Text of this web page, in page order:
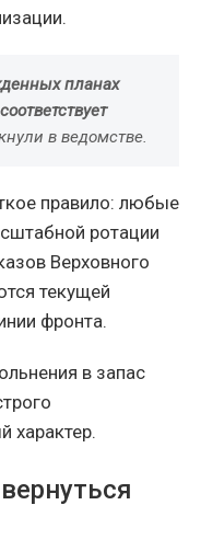
планах
в ведомстве.
правило: любые
ротации
Верховного
текущей
фронта.
в запас
характер.